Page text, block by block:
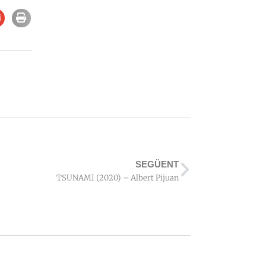
SEGÜENT
TSUNAMI (2020) – Albert Pijuan